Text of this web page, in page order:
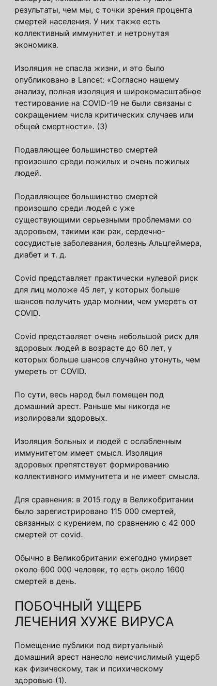
результаты, чем мы, с точки зрения процента
смертей населения. У них также есть
коллективный иммунитет и нетронутая
экономика.
Изоляция не спасла жизни, и это было
опубликовано в Lancet: «Согласно нашему
анализу, полная изоляция и широкомасштабное
тестирование на COVID-19 не были связаны с
сокращением числа критических случаев или
общей смертности». (3)
Подавляющее большинство смертей
произошло среди пожилых и очень пожилых
людей.
Подавляющее большинство смертей
произошло среди людей с уже
существующими серьезными проблемами со
здоровьем, такими как рак, сердечно-
сосудистые заболевания, болезнь Альцгеймера,
диабет и т. д.
Covid представляет практически нулевой риск
для лиц моложе 45 лет, у которых больше
шансов получить удар молнии, чем умереть от
COVID.
Covid представляет очень небольшой риск для
здоровых людей в возрасте до 60 лет, у
которых больше шансов случайно утонуть, чем
умереть от COVID.
По сути, весь народ был помещен под
домашний арест. Раньше мы никогда не
изолировали здоровых.
Изоляция больных и людей с ослабленным
иммунитетом имеет смысл. Изоляция
здоровых препятствует формированию
коллективного иммунитета и не имеет смысла.
Для сравнения: в 2015 году в Великобритании
было зарегистрировано 115 000 смертей,
связанных с курением, по сравнению с 42 000
смертей от covid.
Обычно в Великобритании ежегодно умирает
около 600 000 человек, то есть около 1600
смертей в день.
ПОБОЧНЫЙ УЩЕРБ
ЛЕЧЕНИЯ ХУЖЕ ВИРУСА
Помещение публики под виртуальный
домашний арест нанесло неисчислимый ущерб
как физическому, так и психическому
здоровью (1).